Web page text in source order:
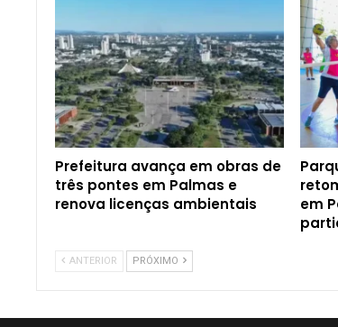
Prefeitura avança em obras de
três pontes em Palmas e
renova licenças ambientais
em
ANTERIOR PRÓXIMO